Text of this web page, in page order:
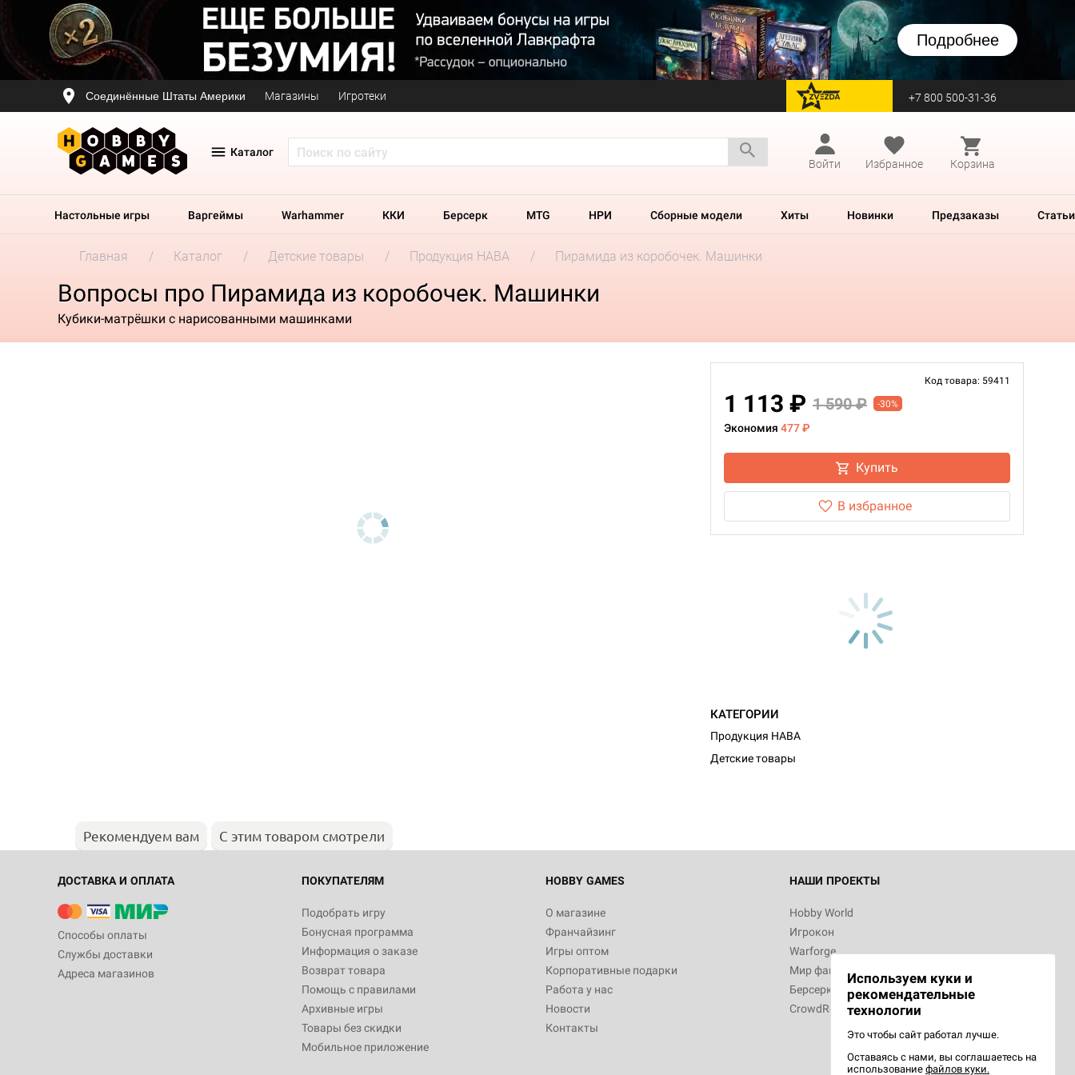
Подробнее
Соединённые Штаты Америки Магазины Игротеки перейти на Zvezda +7 800 500-31-36
Каталог
Войти
Избранное Корзина
Настольные игры Варгеймы Warhammer ККИ Берсерк MTG НРИ Сборные модели Хиты Новинки Предзаказы Статьи
Главная Каталог Детские товары Продукция HABA Пирамида из коробочек. Машинки
Вопросы про Пирамида из коробочек. Машинки
Кубики-матрёшки с нарисованными машинками
Код товара: 59411
1 113 ₽ 1 590 ₽ -30%
Экономия 477 ₽
Купить
В избранное
КАТЕГОРИИ
Продукция HABA
Детские товары
Рекомендуем вам С этим товаром смотрели
ДОСТАВКА И ОПЛАТА
Способы оплаты
Службы доставки
Адреса магазинов
ПОКУПАТЕЛЯМ
Подобрать игру
Бонусная программа
Информация о заказе
Возврат товара
Помощь с правилами
Архивные игры
Товары без скидки
Мобильное приложение
HOBBY GAMES
О магазине
Франчайзинг
Игры оптом
Корпоративные подарки
Работа у нас
Новости
Контакты
НАШИ ПРОЕКТЫ
Hobby World
Игрокон
Warforge
Мир фантастики
Берсерк
CrowdRepublic
Используем куки и
рекомендательные
технологии
Это чтобы сайт работал лучше.
Оставаясь с нами, вы соглашаетесь на
использование файлов куки.